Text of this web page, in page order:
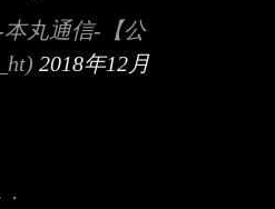
丸通信-【公
2018年12月